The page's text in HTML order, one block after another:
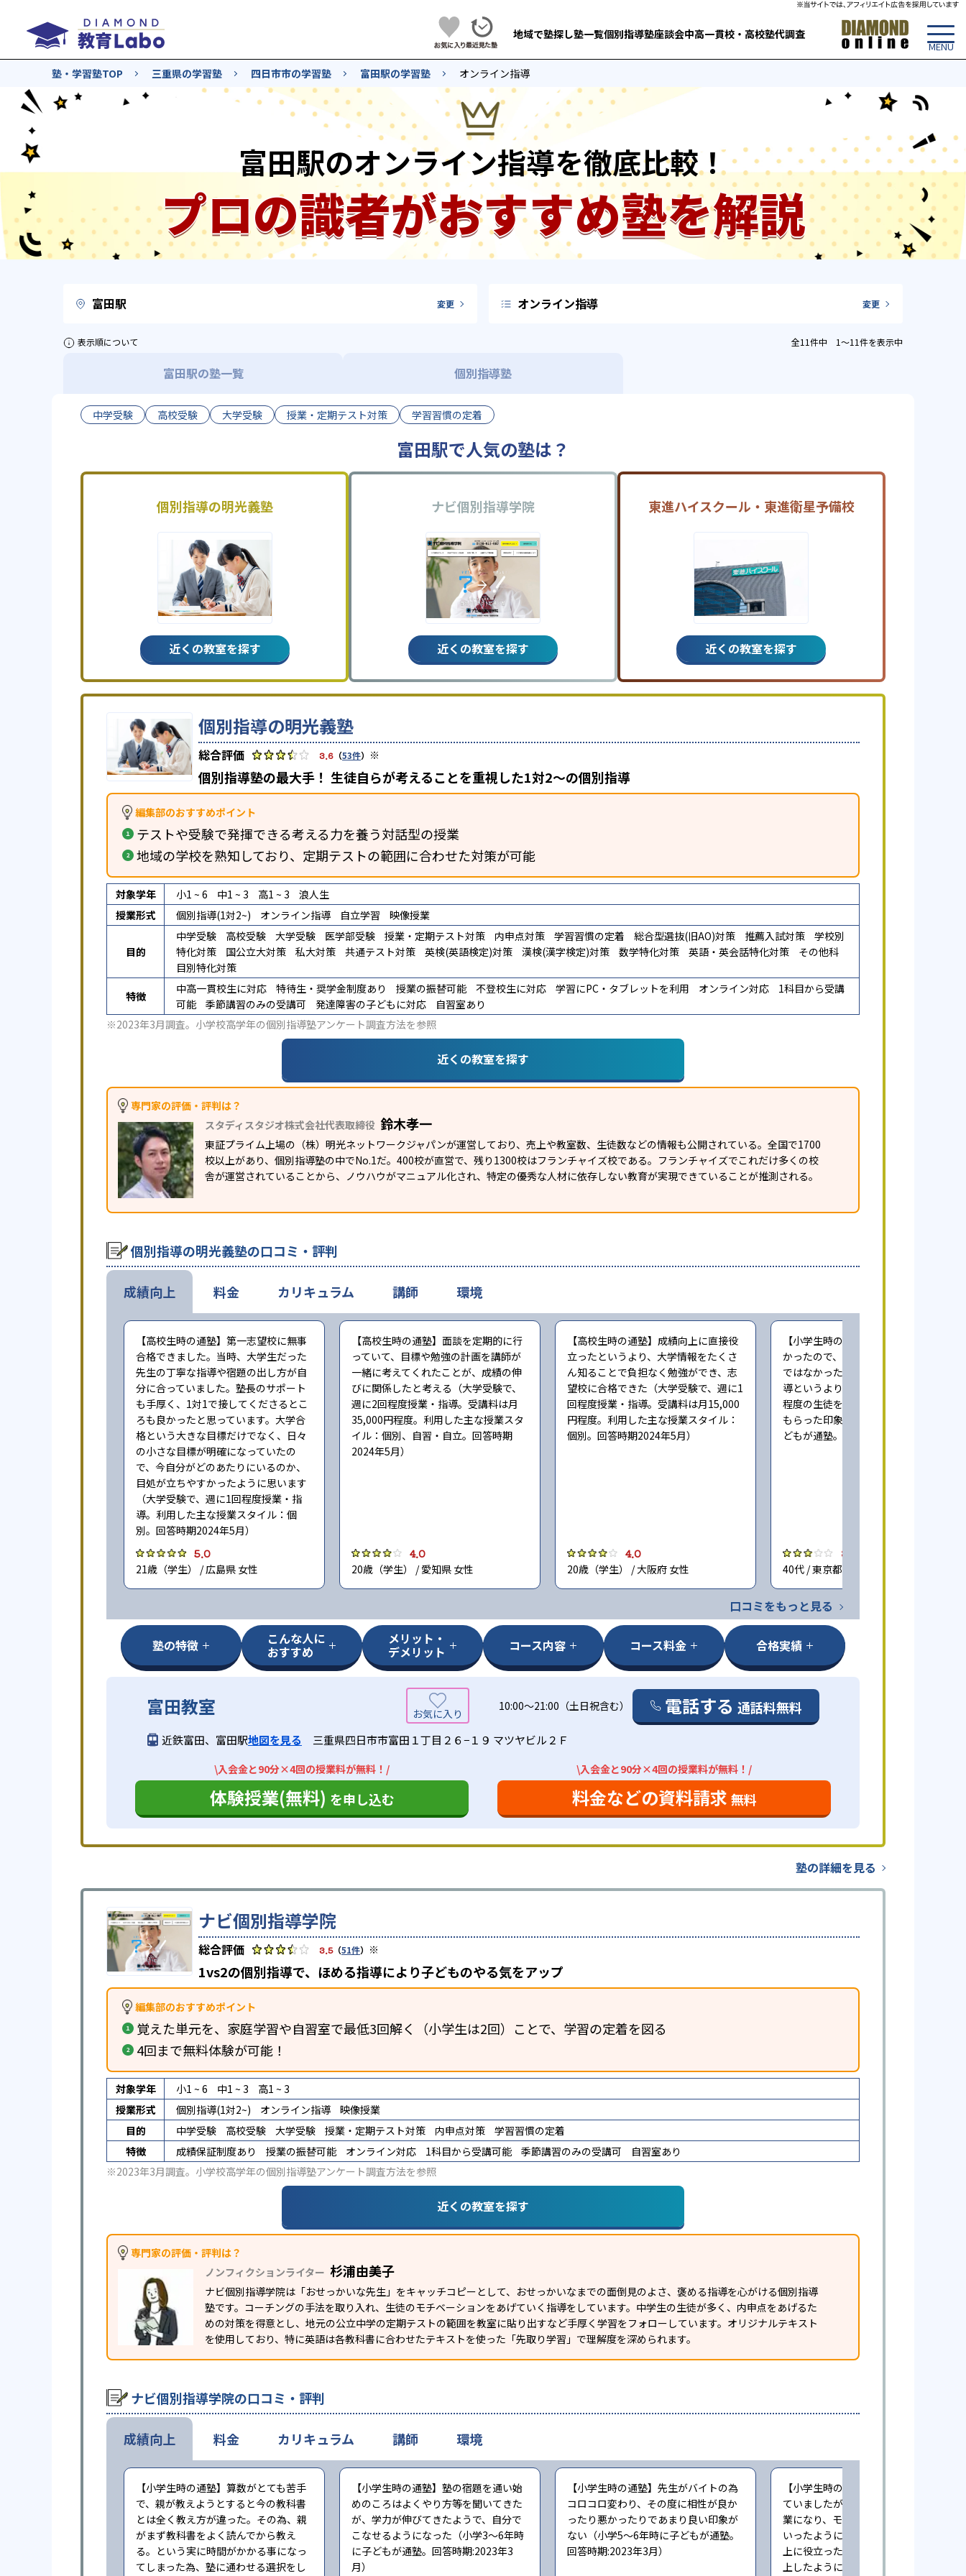
地域で塾探し塾一覧個別指導塾座談会中高一貫校・高校塾代調査
塾・学習塾TOP 三重県の学習塾 四日市市の学習塾 富田駅の学習塾 オンライン指導
富田駅のオンライン指導を徹底比較！
プロの識者がおすすめ塾を解説
富田駅 変更 オンライン指導 変更
表示順について 全11件中 1〜11件を表示中
富田駅の塾一覧 個別指導塾
中学受験 高校受験 大学受験 授業・定期テスト対策 学習習慣の定着
富田駅で人気の塾は？
個別指導の明光義塾
近くの教室を探す
ナビ個別指導学院
近くの教室を探す
東進ハイスクール・東進衛星予備校
近くの教室を探す
個別指導の明光義塾
3.6 （53件） ※
個別指導塾の最大手！ 生徒自らが考えることを重視した1対2〜の個別指導
編集部のおすすめポイント
テストや受験で発揮できる考える力を養う対話型の授業
地域の学校を熟知しており、定期テストの範囲に合わせた対策が可能
対象学年 小1 ~ 6 中1 ~ 3 高1 ~ 3
浪人生
授業形式
個別指導(1対2~) オンライン指導 自立学習 映像授業
目的
中学受験 高校受験 大学受験 医学部受験 授業・定期テスト対策 内申点対策 学習習慣の定着 総合型選抜(旧AO)対策 推薦入試対策
学校別
特化対策
国公立大対策 私大対策 共通テスト対策 英検(英語検定)対策 漢検(漢字検定)対策 数学特化対策 英語・英会話特化対策
その他科
目別特化対策
特徴
中高一貫校生に対応 特待生・奨学金制度あり 授業の振替可能 不登校生に対応 学習にPC・タブレットを利用 オンライン対応
1科目から受講
可能
季節講習のみの受講可 発達障害の子どもに対応
自習室あり
※2023年3月調査。 小学校高学年の個別指導塾アンケート調査方法を参照
近くの教室を探す
専門家の評価・評判は？
スタディスタジオ株式会社代表取締役 鈴木孝一
東証プライム上場の（株）明光ネットワークジャパンが運営しており、売上や教室数、生徒数などの情報も公開されている。全国で1700
校以上があり、個別指導塾の中でNo.1だ。400校が直営で、残り1300校はフランチャイズ校である。フランチャイズでこれだけ多くの校
舎が運営されていることから、ノウハウがマニュアル化され、特定の優秀な人材に依存しない教育が実現できていることが推測される。
個別指導の明光義塾の口コミ・評判
成績向上
【高校生時の通塾】第一志望校に無事
合格できました。当時、大学生だった
先生の丁寧な指導や宿題の出し方が自
分に合っていました。塾長のサポート
も手厚く、1対1で接してくださるとこ
ろも良かったと思っています。大学合
格という大きな目標だけでなく、日々
の小さな目標が明確になっていたの
で、今自分がどのあたりにいるのか、
目処が立ちやすかったように思います
（大学受験で、週に1回程度授業・指
導。利用した主な授業スタイル：個
別。回答時期2024年5月）
5.0
21歳（学生） / 広島県 女性
【高校生時の通塾】面談を定期的に行
っていて、目標や勉強の計画を講師が
一緒に考えてくれたことが、成績の伸
びに関係したと考える（大学受験で、
週に2回程度授業・指導。受講料は月
35,000円程度。利用した主な授業スタ
イル：個別、自習・自立。回答時期
2024年5月）
4.0
20歳（学生） / 愛知県 女性
【高校生時の通塾】成績向上に直接役
立ったというより、大学情報をたくさ
ん知ることで負担なく勉強ができ、志
望校に合格できた（大学受験で、週に1
回程度授業・指導。受講料は月15,000
円程度。利用した主な授業スタイル：
個別。回答時期2024年5月）
4.0
20歳（学生） / 大阪府 女性
【小学生時の通塾】本人にやる気が無
かったので、成績向上するという感じ
ではなかった。また指導自体も個人指
導というより、一人の先生が一度に3人
程度の生徒をみており、きちんとみて
もらった印象ではない（小学6年時に子
どもが通塾。回答時期:2023年3月）
3.0
40代 / 東京都 女性
口コミをもっと見る
料金 カリキュラム 講師 環境
塾の特徴 こんな人に
おすすめ
メリット・
デメリット コース内容 コース料金 合格実績
富田教室 10:00〜21:00（土日祝含む） 電話する 通話料無料
近鉄富田、富田駅地図を見る 三重県四日市市富田１丁目２６−１９ マツヤビル２Ｆ
\入会金と90分×4回の授業料が無料！/
体験授業(無料) を申し込む
\入会金と90分×4回の授業料が無料！/
料金などの資料請求 無料
塾の詳細を見る
ナビ個別指導学院
3.5（51件） ※
1vs2の個別指導で、ほめる指導により子どものやる気をアップ
編集部のおすすめポイント
覚えた単元を、家庭学習や自習室で最低3回解く（小学生は2回）ことで、学習の定着を図る
4回まで無料体験が可能！
対象学年 小1 ~ 6 中1 ~ 3
高1 ~ 3
授業形式
個別指導(1対2~) オンライン指導
映像授業
目的
中学受験 高校受験 大学受験 授業・定期テスト対策 内申点対策
学習習慣の定着
特徴
成績保証制度あり 授業の振替可能 オンライン対応 1科目から受講可能 季節講習のみの受講可
自習室あり
※2023年3月調査。 小学校高学年の個別指導塾アンケート調査方法を参照
近くの教室を探す
専門家の評価・評判は？
ノンフィクションライター 杉浦由美子
ナビ個別指導学院は「おせっかいな先生」をキャッチコピーとして、おせっかいなまでの面倒見のよさ、褒める指導を心がける個別指導
塾です。コーチングの手法を取り入れ、生徒のモチベーションをあげていく指導をしています。中学生の生徒が多く、内申点をあげるた
めの対策を得意とし、地元の公立中学の定期テストの範囲を教室に貼り出すなど手厚く学習をフォローしています。オリジナルテキスト
を使用しており、特に英語は各教科書に合わせたテキストを使った「先取り学習」で理解度を深められます。
ナビ個別指導学院の口コミ・評判
成績向上
【小学生時の通塾】算数がとても苦手
で、親が教えようとすると今の教科書
とは全く教え方が違った。その為、親
がまず教科書をよく読んでから教え
る。という実に時間がかかる事になっ
てしまった為、塾に通わせる選択をし
【小学生時の通塾】塾の宿題を通い始
めのころはよくやり方等を聞いてきた
が、学力が伸びてきたようで、自分で
こなせるようになった（小学3〜6年時
に子どもが通塾。回答時期:2023年3
月）
【小学生時の通塾】先生がバイトの為
コロコロ変わり、その度に相性が良か
ったり悪かったりであまり良い印象が
ない（小学5〜6年時に子どもが通塾。
回答時期:2023年3月）
【小学生時の通塾】最初は楽しく通っ
ていましたが、コロナ禍でリモート授
業になり、モチベーションが下がって
いったように思います。多少の成績向
上に役立ったと思いますが目立って向
上したようには思っておりません（小
料金 カリキュラム 講師 環境